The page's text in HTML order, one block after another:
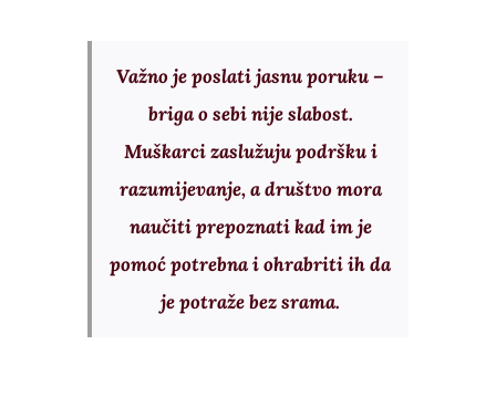
Važno je poslati jasnu poruku –
briga o sebi nije slabost.
Muškarci zaslužuju podršku i
razumijevanje, a društvo mora
naučiti prepoznati kad im je
pomoć potrebna i ohrabriti ih da
je potraže bez srama.